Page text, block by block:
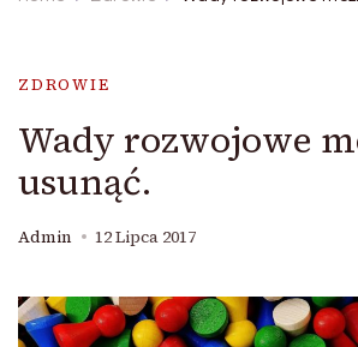
ZDROWIE
Wady rozwojowe
usunąć.
Admin 12 Lipca 2017